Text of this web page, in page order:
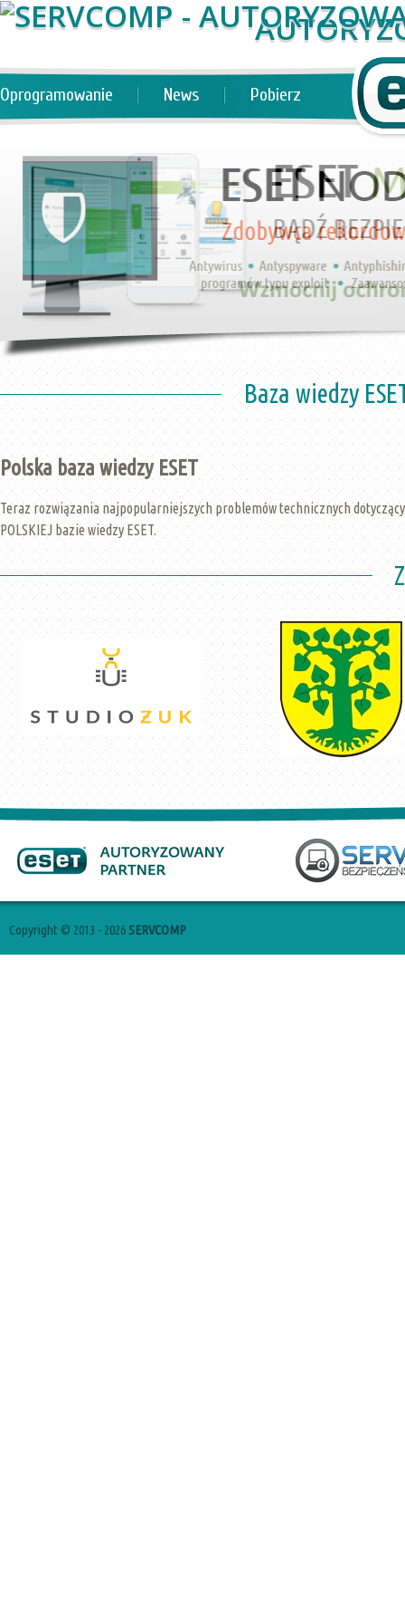
Oprogramowanie News Pobierz
Baza wiedzy
Polska baza wiedzy ESET
Teraz rozwiązania najpopularniejszych problemów technicznych
POLSKIEJ bazie wiedzy ESET.
Copyright © 2013 - 2026 SERVCOMP